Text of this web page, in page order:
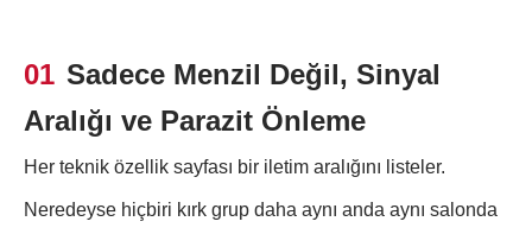
01 Sadece Menzil Değil, Sinyal
Aralığı ve Parazit Önleme
Her teknik özellik sayfası bir iletim aralığını listeler.
Neredeyse hiçbiri kırk grup daha aynı anda aynı salonda